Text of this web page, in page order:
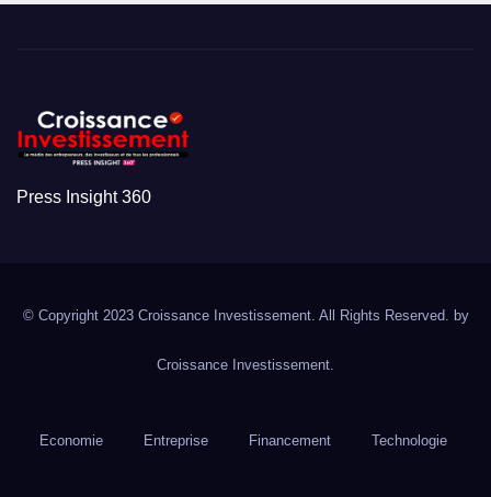
Press Insight 360
© Copyright 2023 Croissance Investissement. All Rights Reserved. by
Croissance Investissement.
Economie Entreprise Financement Technologie